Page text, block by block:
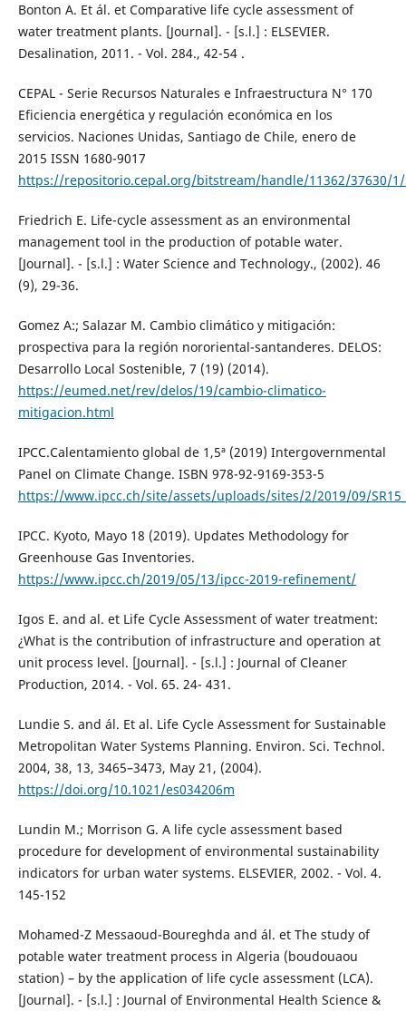
Bonton A. Et ál. et Comparative life cycle assessment of
water treatment plants. [Journal]. - [s.l.] : ELSEVIER.
Desalination, 2011. - Vol. 284., 42-54 .
CEPAL - Serie Recursos Naturales e Infraestructura N° 170
Eficiencia energética y regulación económica en los
servicios. Naciones Unidas, Santiago de Chile, enero de
2015 ISSN 1680-9017
https://repositorio.cepal.org/bitstream/handle/11362/37630/1/
Friedrich E. Life-cycle assessment as an environmental
management tool in the production of potable water.
[Journal]. - [s.l.] : Water Science and Technology., (2002). 46
(9), 29-36.
Gomez A:; Salazar M. Cambio climático y mitigación:
prospectiva para la región nororiental-santanderes. DELOS:
Desarrollo Local Sostenible, 7 (19) (2014).
https://eumed.net/rev/delos/19/cambio-climatico-
mitigacion.html
IPCC.Calentamiento global de 1,5ª (2019) Intergovernmental
Panel on Climate Change. ISBN 978-92-9169-353-5
https://www.ipcc.ch/site/assets/uploads/sites/2/2019/09/
IPCC. Kyoto, Mayo 18 (2019). Updates Methodology for
Greenhouse Gas Inventories.
https://www.ipcc.ch/2019/05/13/ipcc-2019-refinement/
Igos E. and al. et Life Cycle Assessment of water treatment:
¿What is the contribution of infrastructure and operation at
unit process level. [Journal]. - [s.l.] : Journal of Cleaner
Production, 2014. - Vol. 65. 24- 431.
Lundie S. and ál. Et al. Life Cycle Assessment for Sustainable
Metropolitan Water Systems Planning. Environ. Sci. Technol.
2004, 38, 13, 3465–3473, May 21, (2004).
https://doi.org/10.1021/es034206m
Lundin M.; Morrison G. A life cycle assessment based
procedure for development of environmental sustainability
indicators for urban water systems. ELSEVIER, 2002. - Vol. 4.
145-152
Mohamed-Z Messaoud-Boureghda and ál. et The study of
potable water treatment process in Algeria (boudouaou
station) – by the application of life cycle assessment (LCA).
[Journal]. - [s.l.] : Journal of Environmental Health Science &